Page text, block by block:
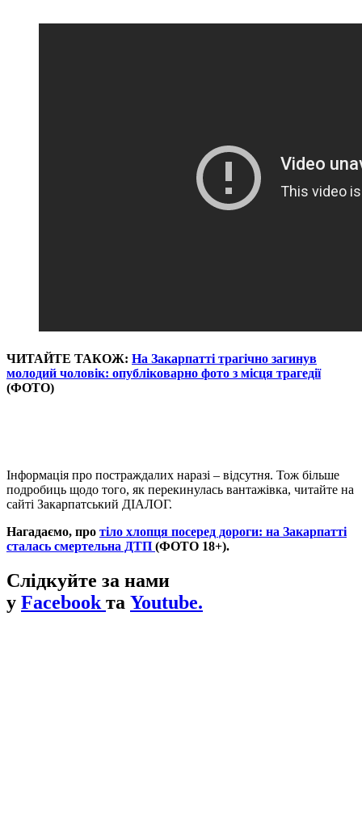
ЧИТАЙТЕ ТАКОЖ: На Закарпатті трагічно загинув
молодий чоловік: опубліковарно фото з місця трагедії
(ФОТО)
Інформація про постраждалих наразі – відсутня. Тож більше
подробиць щодо того, як перекинулась вантажівка, читайте на
сайті Закарпатський ДІАЛОГ.
Нагадаємо, про тіло хлопця посеред дороги: на Закарпатті
сталась смертельна ДТП (ФОТО 18+).
Слідкуйте за нами
у Facebook та Youtube.